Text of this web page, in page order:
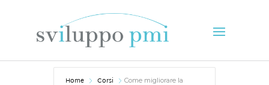
Home Corsi
Come migliorare la